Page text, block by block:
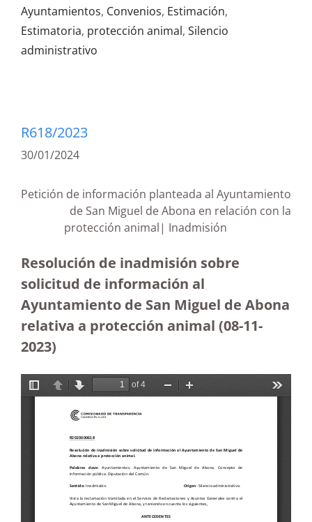
Ayuntamientos, Convenios, Estimación,
Estimatoria, protección animal, Silencio
administrativo
R618/2023
30/01/2024
Petición de información planteada al Ayuntamiento
de San Miguel de Abona en relación con la
protección animal| Inadmisión
Resolución de inadmisión sobre
solicitud de información al
Ayuntamiento de San Miguel de Abona
relativa a protección animal (08-11-
2023)